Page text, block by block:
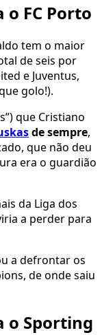
FC Porto
tem o maior
de seis por
e Juventus,
golo!).
que Cristiano
de sempre,
que não deu
era o guardião
da Liga dos
a perder para
a defrontar os
de onde saiu
o Sporting